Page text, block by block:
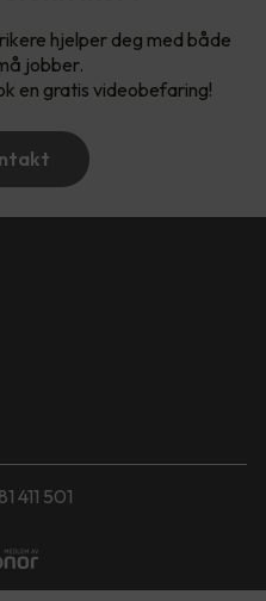
hjelper deg med både
jobber.
en gratis videobefaring!
411 501